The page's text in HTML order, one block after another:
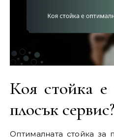
Коя стойка е
плосък сервис?
Оптималната стойка за